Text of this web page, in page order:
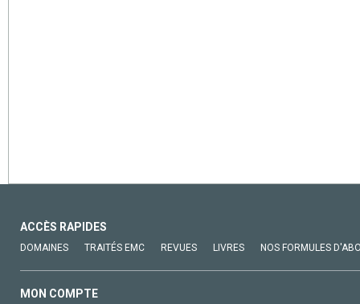
ACCÈS RAPIDES
DOMAINES TRAITÉS EMC REVUES LIVRES NOS FORMULES
MON COMPTE